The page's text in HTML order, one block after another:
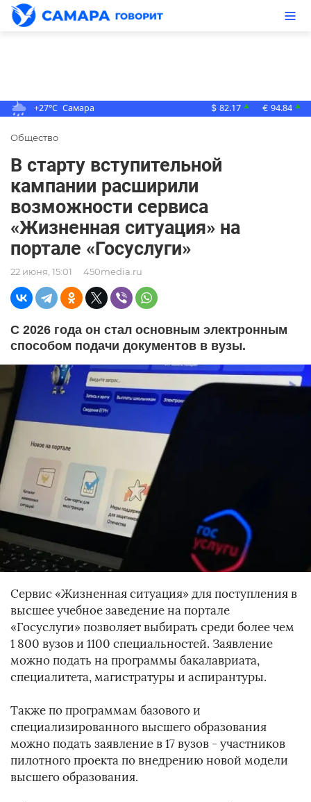
+27°C Самара $ 82.17 ▲ € 94.84 ▲
Общество
В старту вступительной
кампании расширили
возможности сервиса
«Жизненная ситуация» на
портале «Госуслуги»
22 июня, 15:01 450media.ru
С 2026 года он стал основным электронным
способом подачи документов в вузы.
Сервис «Жизненная ситуация» для поступления в
высшее учебное заведение на портале
«Госуслуги» позволяет выбирать среди более чем
1 800 вузов и 1100 специальностей. Заявление
можно подать на программы бакалавриата,
специалитета, магистратуры и аспирантуры.
Также по программам базового и
специализированного высшего образования
можно подать заявление в 17 вузов - участников
пилотного проекта по внедрению новой модели
высшего образования.